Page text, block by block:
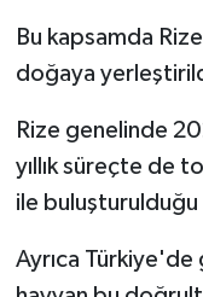
Bu kapsamda
doğaya
Rize genelinde
yıllık süreçte de
ile
Ayrıca Türkiye'de